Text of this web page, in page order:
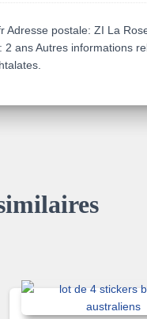
postale: ZI La
ans Autres informations